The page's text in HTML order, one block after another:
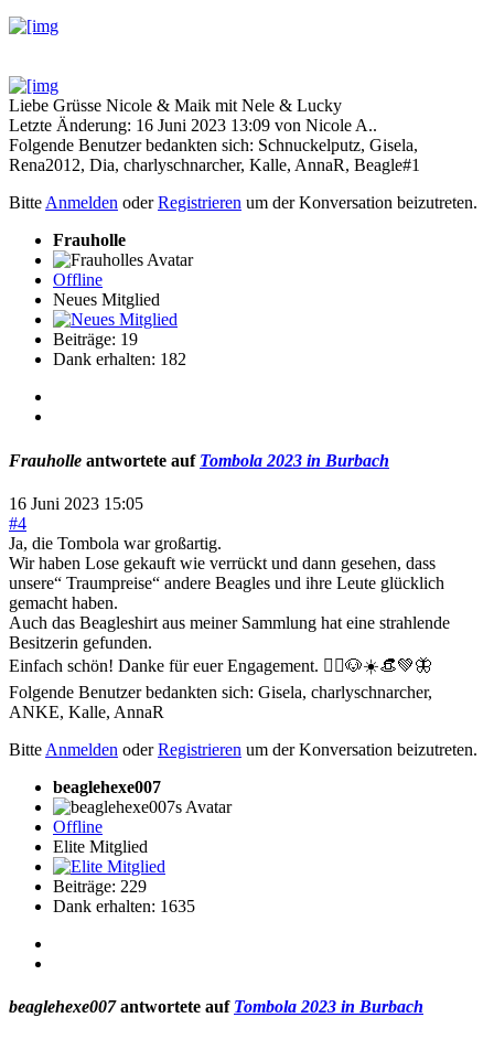
Liebe Grüsse Nicole & Maik mit Nele & Lucky
Letzte Änderung: 16 Juni 2023 13:09 von Nicole A..
Folgende Benutzer bedankten sich: Schnuckelputz, Gisela,
Rena2012, Dia, charlyschnarcher, Kalle, AnnaR, Beagle#1
BitteAnmelden oderRegistrieren um der Konversation beizutreten.
Frauholle
Offline
Neues Mitglied
Beiträge: 19
Dank erhalten: 182
Frauholle antwortete auf Tombola 2023 in Burbach
16 Juni 2023 15:05
#4
Ja, die Tombola war großartig.
Wir haben Lose gekauft wie verrückt und dann gesehen, dass
unsere“ Traumpreise“ andere Beagles und ihre Leute glücklich
gemacht haben.
Auch das Beagleshirt aus meiner Sammlung hat eine strahlende
Besitzerin gefunden.
Einfach schön! Danke für euer Engagement. 🙋‍♀️🐶☀️👒💚🦋
Folgende Benutzer bedankten sich: Gisela, charlyschnarcher,
ANKE, Kalle, AnnaR
Bitte Anmelden oderRegistrieren um der Konversation beizutreten.
beaglehexe007
Offline
Elite Mitglied
Beiträge: 229
Dank erhalten: 1635
beaglehexe007antwortete auf Tombola 2023 in Burbach